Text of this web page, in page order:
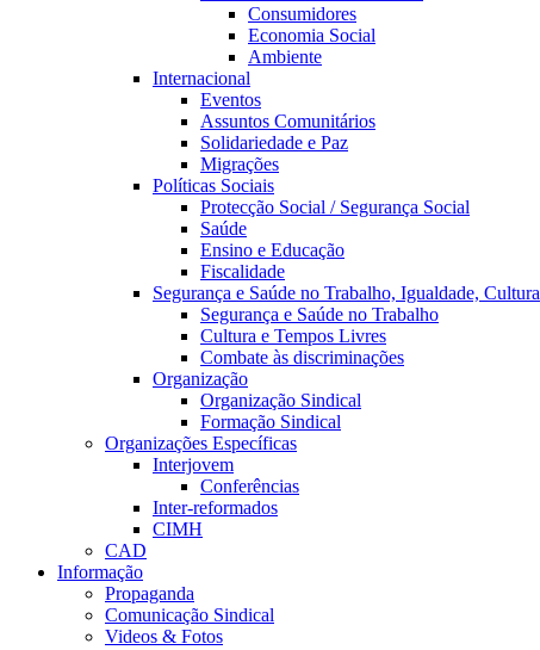
Consumidores
Economia Social
Ambiente
Internacional
Eventos
Assuntos Comunitários
Solidariedade e Paz
Migrações
Políticas Sociais
Protecção Social / Segurança Social
Saúde
Ensino e Educação
Fiscalidade
Segurança e Saúde no Trabalho, Igualdade, Cultura
Segurança e Saúde no Trabalho
Cultura e Tempos Livres
Combate às discriminações
Organização
Organização Sindical
Formação Sindical
Organizações Específicas
Interjovem
Conferências
Inter-reformados
CIMH
CAD
Informação
Propaganda
Comunicação Sindical
Videos & Fotos